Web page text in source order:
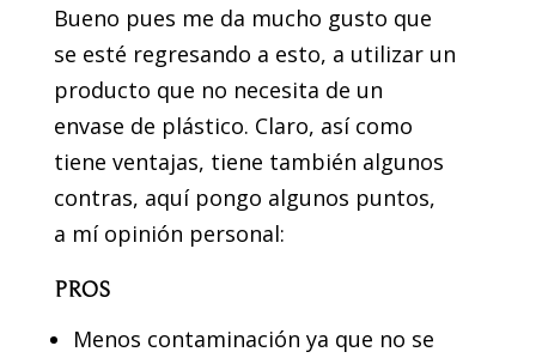
Bueno pues me da mucho gusto que
se esté regresando a esto, a utilizar un
producto que no necesita de un
envase de plástico. Claro, así como
tiene ventajas, tiene también algunos
contras, aquí pongo algunos puntos,
a mí opinión personal:
PROS
Menos contaminación ya que no se